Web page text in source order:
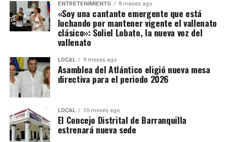
ENTRETENIMIENTO 8 meses ago
«Soy una cantante emergente que está
luchando por mantener vigente el vallenato
clásico»: Soliel Lobato, la nueva voz del
vallenato
LOCAL 9 meses ago
Asamblea del Atlántico eligió nueva mesa
directiva para el periodo 2026
LOCAL 10 meses ago
El Concejo Distrital de Barranquilla
estrenará nueva sede